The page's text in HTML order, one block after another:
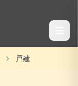
戸建